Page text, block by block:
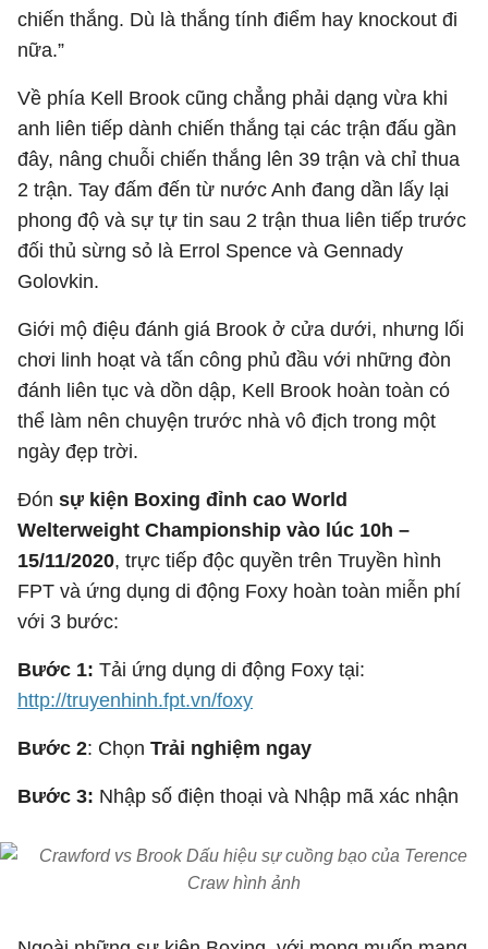
chiến thắng. Dù là thắng tính điểm hay knockout đi
nữa.”
Về phía Kell Brook cũng chẳng phải dạng vừa khi
anh liên tiếp dành chiến thắng tại các trận đấu gần
đây, nâng chuỗi chiến thắng lên 39 trận và chỉ thua
2 trận. Tay đấm đến từ nước Anh đang dần lấy lại
phong độ và sự tự tin sau 2 trận thua liên tiếp trước
đối thủ sừng sỏ là Errol Spence và Gennady
Golovkin.
Giới mộ điệu đánh giá Brook ở cửa dưới, nhưng lối
chơi linh hoạt và tấn công phủ đầu với những đòn
đánh liên tục và dồn dập, Kell Brook hoàn toàn có
thể làm nên chuyện trước nhà vô địch trong một
ngày đẹp trời.
Đón sự kiện Boxing đỉnh cao World
Welterweight Championship vào lúc 10h –
15/11/2020, trực tiếp độc quyền trên Truyền hình
FPT và ứng dụng di động Foxy hoàn toàn miễn phí
với 3 bước:
Bước 1: Tải ứng dụng di động Foxy tại:
http://truyenhinh.fpt.vn/foxy
Bước 2: Chọn Trải nghiệm ngay
Bước 3: Nhập số điện thoại và Nhập mã xác nhận